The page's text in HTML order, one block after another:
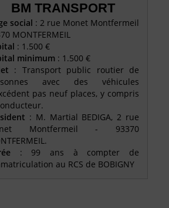
BM TRANSPORT
social : 2 rue Monet Montfermeil
MONTFERMEIL
: 1.500 €
minimum : 1.500 €
: Transport public routier de
avec des véhicules
pas neuf places, y compris
: M. Martial BEDIGA, 2 rue
Montfermeil - 93370
: 99 ans à compter de
au RCS de BOBIGNY